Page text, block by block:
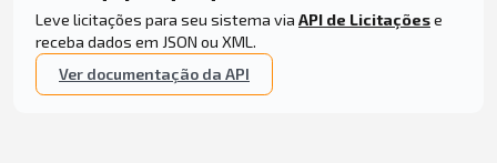
Leve licitações para seu sistema via API de Licitaçõese
receba dados em JSON ou XML.
Ver documentação da API